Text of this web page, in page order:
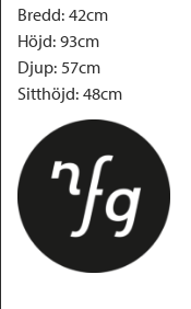
Bredd: 42cm
Höjd: 93cm
Djup: 57cm
Sitthöjd: 48cm